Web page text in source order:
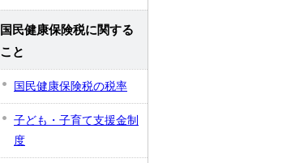
国民健康保険税に関する
こと
国民健康保険税の税率
子ども・子育て支援金制
度